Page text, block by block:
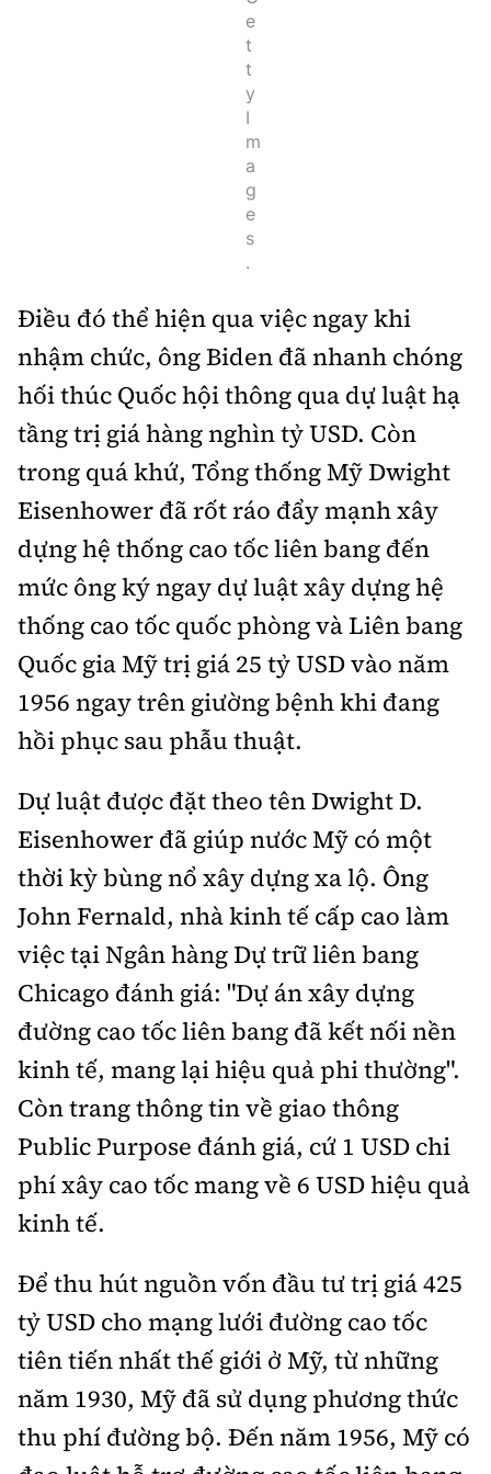
e
t
t
y
I
m
a
g
e
s
.
Điều đó thể hiện qua việc ngay khi
nhậm chức, ông Biden đã nhanh chóng
hối thúc Quốc hội thông qua dự luật hạ
tầng trị giá hàng nghìn tỷ USD. Còn
trong quá khứ, Tổng thống Mỹ Dwight
Eisenhower đã rốt ráo đẩy mạnh xây
dựng hệ thống cao tốc liên bang đến
mức ông ký ngay dự luật xây dựng hệ
thống cao tốc quốc phòng và Liên bang
Quốc gia Mỹ trị giá 25 tỷ USD vào năm
1956 ngay trên giường bệnh khi đang
hồi phục sau phẫu thuật.
Dự luật được đặt theo tên Dwight D.
Eisenhower đã giúp nước Mỹ có một
thời kỳ bùng nổ xây dựng xa lộ. Ông
John Fernald, nhà kinh tế cấp cao làm
việc tại Ngân hàng Dự trữ liên bang
Chicago đánh giá: "Dự án xây dựng
đường cao tốc liên bang đã kết nối nền
kinh tế, mang lại hiệu quả phi thường".
Còn trang thông tin về giao thông
Public Purpose đánh giá, cứ 1 USD chi
phí xây cao tốc mang về 6 USD hiệu quả
kinh tế.
Để thu hút nguồn vốn đầu tư trị giá 425
tỷ USD cho mạng lưới đường cao tốc
tiên tiến nhất thế giới ở Mỹ, từ những
năm 1930, Mỹ đã sử dụng phương thức
thu phí đường bộ. Đến năm 1956, Mỹ có